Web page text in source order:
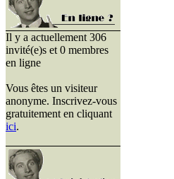
Il y a actuellement 306
invité(e)s et 0 membres
en ligne
Vous êtes un visiteur
anonyme. Inscrivez-vous
gratuitement en cliquant
ici.